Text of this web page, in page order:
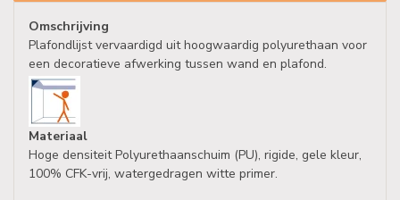
Omschrijving
Plafondlijst vervaardigd uit hoogwaardig polyurethaan voor
een decoratieve afwerking tussen wand en plafond.
Materiaal
Hoge densiteit Polyurethaanschuim (PU), rigide, gele kleur,
100% CFK-vrij, watergedragen witte primer.